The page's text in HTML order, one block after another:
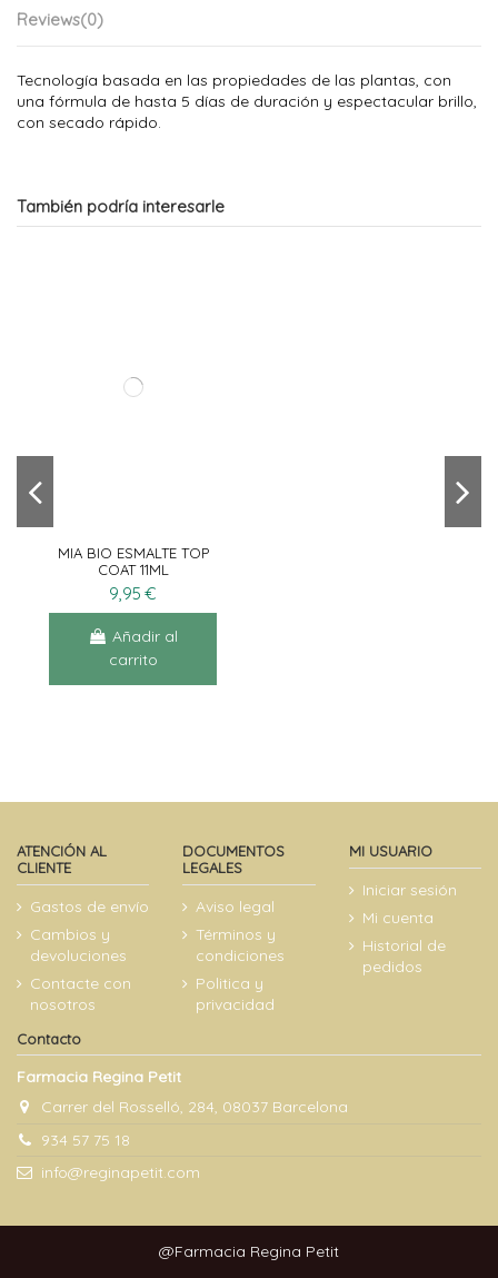
Reviews(0)
Tecnología basada en las propiedades de las plantas, con
una fórmula de hasta 5 días de duración y espectacular brillo,
con secado rápido.
También podría interesarle
MIA BIO ESMALTE TOP
COAT 11ML
9,95 €
Añadir al
carrito
ATENCIÓN AL
CLIENTE
Gastos de envío
Cambios y
devoluciones
Contacte con
nosotros
DOCUMENTOS
LEGALES
Aviso legal
Términos y
condiciones
Politica y
privacidad
MI USUARIO
Iniciar sesión
Mi cuenta
Historial de
pedidos
Contacto
Farmacia Regina Petit
Carrer del Rosselló, 284, 08037 Barcelona
934 57 75 18
info@reginapetit.com
@Farmacia Regina Petit